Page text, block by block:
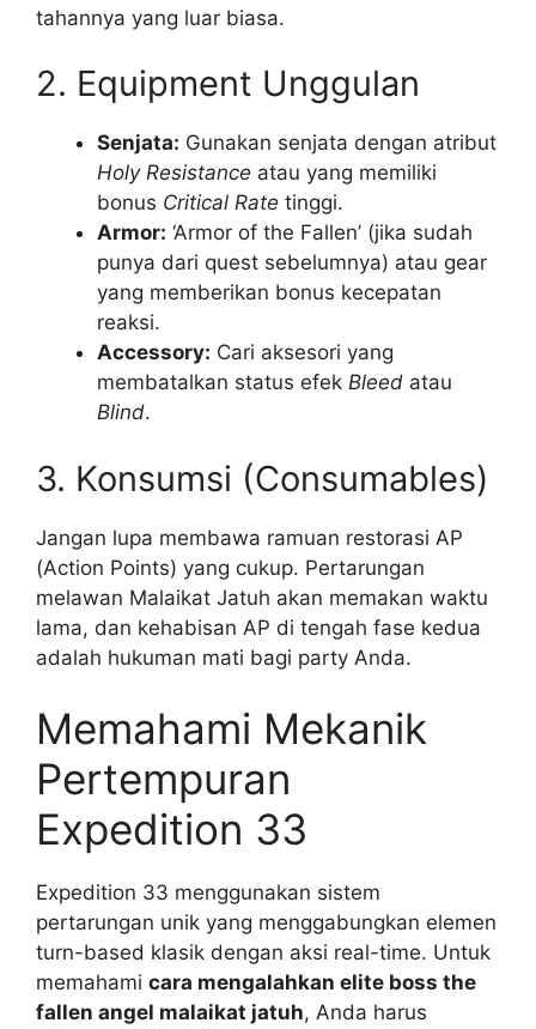
tahannya yang luar biasa.
2. Equipment Unggulan
Senjata: Gunakan senjata dengan atribut
Holy Resistance atau yang memiliki
bonus Critical Rate tinggi.
Armor: ‘Armor of the Fallen’ (jika sudah
punya dari quest sebelumnya) atau gear
yang memberikan bonus kecepatan
reaksi.
Accessory: Cari aksesori yang
membatalkan status efek Bleed atau
Blind.
3. Konsumsi (Consumables)
Jangan lupa membawa ramuan restorasi AP
(Action Points) yang cukup. Pertarungan
melawan Malaikat Jatuh akan memakan waktu
lama, dan kehabisan AP di tengah fase kedua
adalah hukuman mati bagi party Anda.
Memahami Mekanik
Pertempuran
Expedition 33
Expedition 33 menggunakan sistem
pertarungan unik yang menggabungkan elemen
turn-based klasik dengan aksi real-time. Untuk
memahami cara mengalahkan elite boss the
fallen angel malaikat jatuh, Anda harus